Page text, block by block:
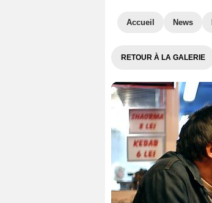
Accueil News
RETOUR À LA GALERIE